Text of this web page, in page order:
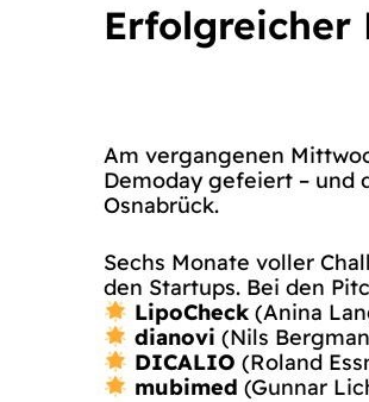
Erfolgreicher
Am vergangenen
Demoday gefeiert – und
Osnabrück.
Sechs Monate voller
den Startups. Bei den
LipoCheck(Anina
dianovi (Nils
DICALIO (Roland
mubimed (Gunnar